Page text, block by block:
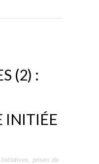
(2) :
INITIÉE
Initiatives, prises de